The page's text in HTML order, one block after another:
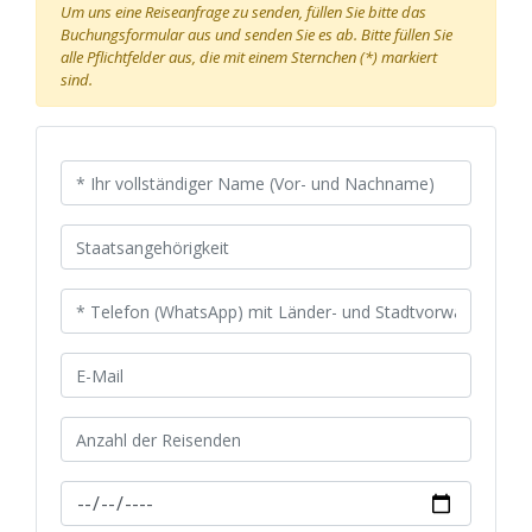
Um uns eine Reiseanfrage zu senden, füllen Sie bitte das
Buchungsformular aus und senden Sie es ab. Bitte füllen Sie
alle Pflichtfelder aus, die mit einem Sternchen (*) markiert
sind.